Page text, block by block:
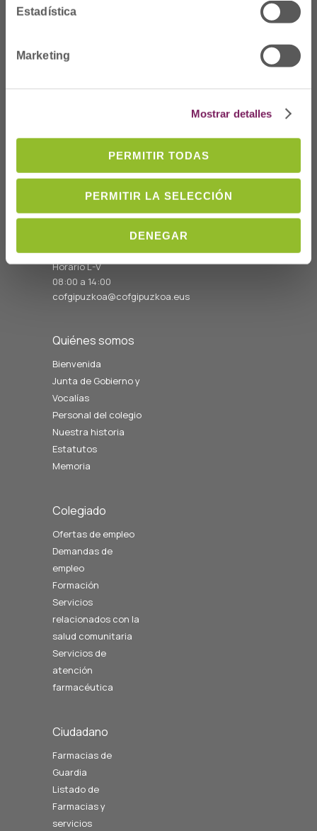
Estadística
Marketing
Mostrar detalles
PERMITIR TODAS
PERMITIR LA SELECCIÓN
DENEGAR
Dónde Estamos
C/Prim 2, 1º
Telf: 943 42 91 14
Horario L-V
08:00 a 14:00
cofgipuzkoa@cofgipuzkoa.eus
Quiénes somos
Bienvenida
Junta de Gobierno y
Vocalías
Personal del colegio
Nuestra historia
Estatutos
Memoria
Colegiado
Ofertas de empleo
Demandas de
empleo
Formación
Servicios
relacionados con la
salud comunitaria
Servicios de
atención
farmacéutica
Ciudadano
Farmacias de
Guardia
Listado de
Farmacias y
servicios